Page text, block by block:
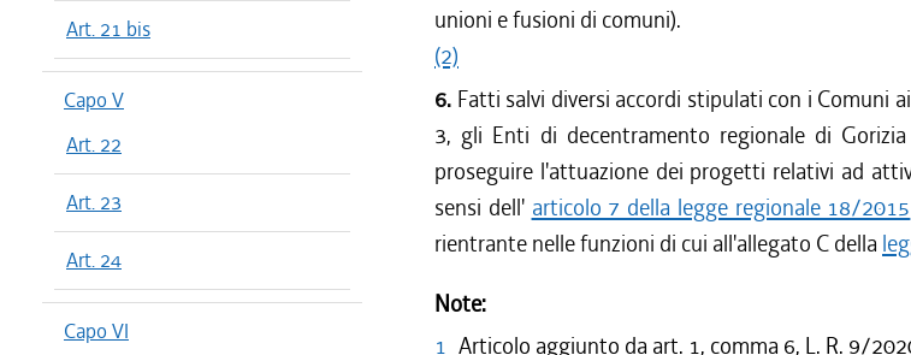
Art. 21 bis
Capo V
Art. 22
Art. 23
Art. 24
Capo VI
unioni e fusioni di comuni).
(2)
6. Fatti salvi diversi accordi stipulati con i Comuni
3, gli Enti di decentramento regionale di
proseguire l'attuazione dei progetti relativi ad
sensi dell' articolo 7 della legge regionale 18/2015
rientrante nelle funzioni di cui all'allegato C della
Note:
1 Articolo aggiunto da art. 1, comma 6, L. R. 9/